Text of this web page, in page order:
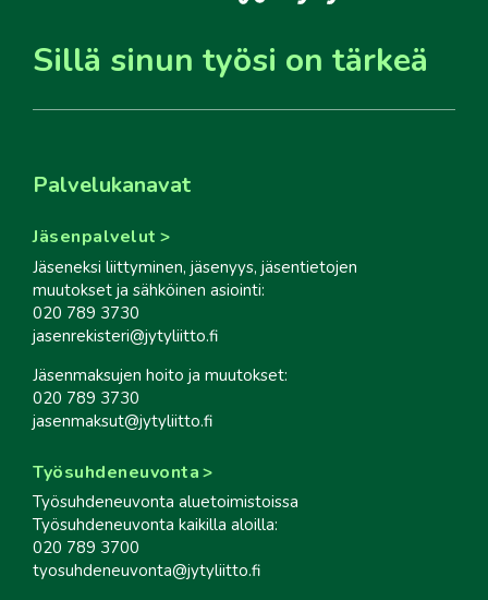
Sillä sinun työsi on tärkeä
Palvelukanavat
Jäsenpalvelut
Jäseneksi liittyminen, jäsenyys, jäsentietojen
muutokset ja sähköinen asiointi:
020 789 3730
jasenrekisteri@jytyliitto.fi
Jäsenmaksujen hoito ja muutokset:
020 789 3730
jasenmaksut@jytyliitto.fi
Työsuhdeneuvonta
Työsuhdeneuvonta aluetoimistoissa
Työsuhdeneuvonta kaikilla aloilla:
020 789 3700
tyosuhdeneuvonta@jytyliitto.fi